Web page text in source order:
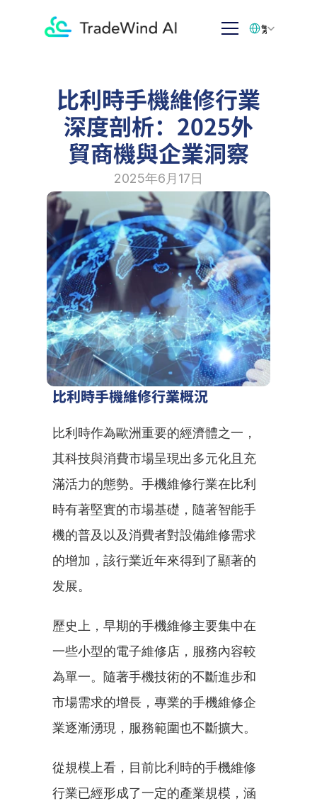
比利時手機維修行業
深度剖析：2025外
貿商機與企業洞察
2025年6月17日
比利時手機維修行業概況
比利時作為歐洲重要的經濟體之一，
其科技與消費市場呈現出多元化且充
滿活力的態勢。手機維修行業在比利
時有著堅實的市場基礎，隨著智能手
機的普及以及消費者對設備維修需求
的增加，該行業近年來得到了顯著的
发展。
歷史上，早期的手機維修主要集中在
一些小型的電子維修店，服務內容較
為單一。隨著手機技術的不斷進步和
市場需求的增長，專業的手機維修企
業逐漸湧現，服務範圍也不斷擴大。
從規模上看，目前比利時的手機維修
行業已經形成了一定的產業規模，涵
繁体中文